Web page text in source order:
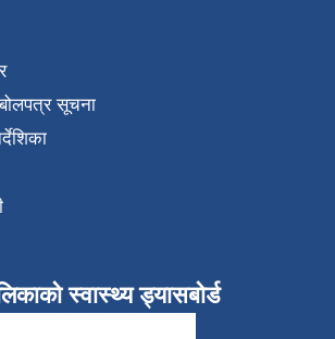
सूचना
स्वास्थ्य ड्यासबोर्ड